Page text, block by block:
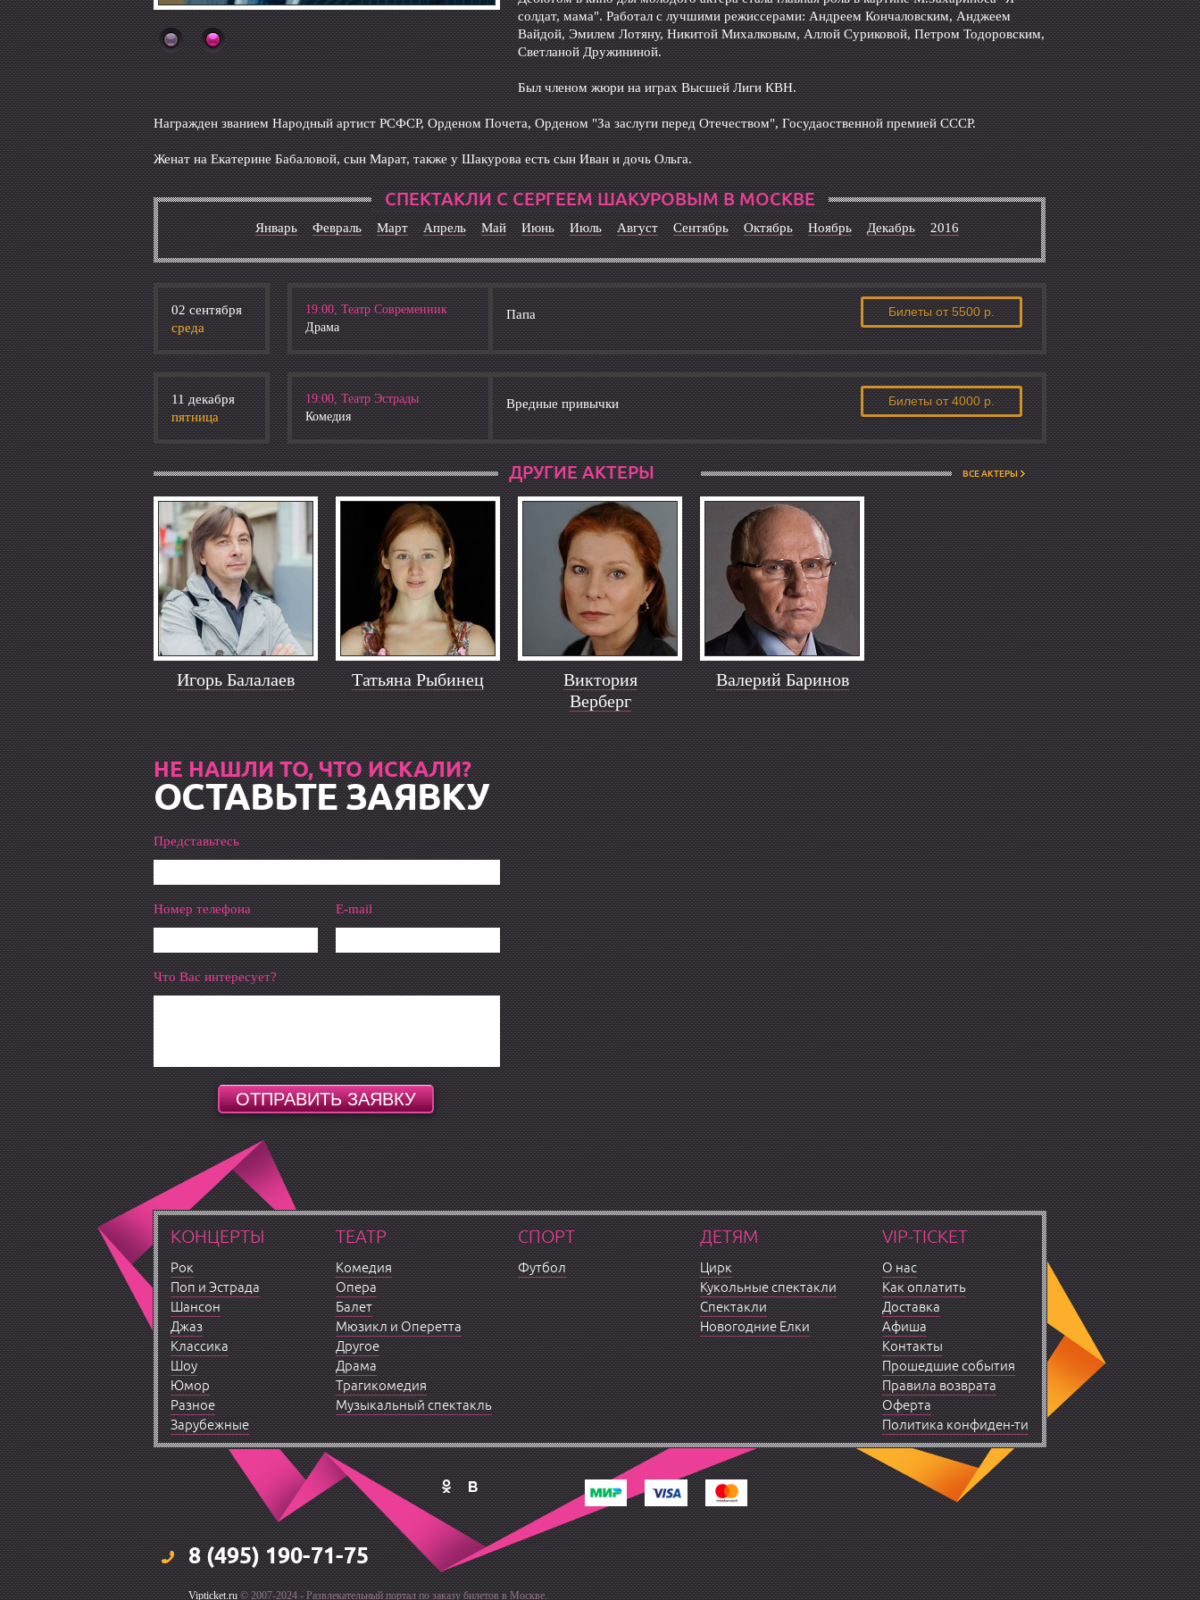
солдат, мама". Работал с лучшими режиссерами: Андреем Кончаловским, Анджеем
Вайдой, Эмилем Лотяну, Никитой Михалковым, Аллой Суриковой, Петром Тодоровским,
Светланой Дружининой.
Был членом жюри на играх Высшей Лиги КВН.
Награжден званием Народный артист РСФСР, Орденом Почета, Орденом "За заслуги перед Отечеством", Госудаоственной премией СССР.
Женат на Екатерине Бабаловой, сын Марат, также у Шакурова есть сын Иван и дочь Ольга.
СПЕКТАКЛИ С СЕРГЕЕМ ШАКУРОВЫМ В МОСКВЕ
Январь Февраль Март Апрель Май Июнь Июль Август Сентябрь Октябрь Ноябрь Декабрь 2016
02 сентября
среда
19:00, Театр Современник
Драма
Папа Билеты от 5500 р.
11 декабря
пятница
19:00, Театр Эстрады
Комедия
Вредные привычки Билеты от 4000 р.
ДРУГИЕ АКТЕРЫ ВСЕ АКТЕРЫ
Игорь Балалаев Татьяна Рыбинец
Виктория
Верберг
Валерий Баринов
НЕ НАШЛИ ТО, ЧТО ИСКАЛИ?
ОСТАВЬТЕ ЗАЯВКУ
Представьтесь
Номер телефона E-mail
Что Вас интересует?
КОНЦЕРТЫ
Рок
Поп и Эстрада
Шансон
Джаз
Классика
Шоу
Юмор
Разное
Зарубежные
ТЕАТР
Комедия
Опера
Балет
Мюзикл и Оперетта
Другое
Драма
Трагикомедия
Музыкальный спектакль
СПОРТ
Футбол
ДЕТЯМ
Цирк
Кукольные спектакли
Спектакли
Новогодние Елки
VIP-TICKET
О нас
Как оплатить
Доставка
Афиша
Контакты
Прошедшие события
Правила возврата
Оферта
Политика конфиден-ти
8 (495) 190-71-75
Vipticket.ru© 2007-2024 - Развлекательный портал по заказу билетов в Москве.